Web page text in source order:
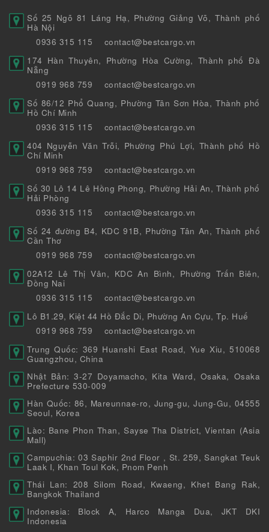
Số 25 Ngõ 81 Láng Hạ, Phường Giảng Võ, Thành phố
Hà Nội
0936 315 115
contact@bestcargo.vn
174 Hàn Thuyên, Phường Hòa Cường, Thành phố Đà
Nẵng
0919 968 759
contact@bestcargo.vn
Số 86/12 Phổ Quang, Phường Tân Sơn Hòa, Thành phố
Hồ Chí Minh
0936 315 115
contact@bestcargo.vn
404 Nguyễn Văn Trỗi, Phường Phú Lợi, Thành phố Hồ
Chí Minh
0919 968 759
contact@bestcargo.vn
Số 30 Lô 14 Lê Hồng Phong, Phường Hải An, Thành phố
Hải Phòng
0936 315 115
contact@bestcargo.vn
Số 24 đường B4, KDC 91B, Phường Tân An, Thành phố
Cần Thơ
0919 968 759
contact@bestcargo.vn
02A12 Lê Thị Vân, KDC An Bình, Phường Trấn Biên,
Đồng Nai
0936 315 115
contact@bestcargo.vn
Lô B1.29, Kiệt 44 Hồ Đắc Di, Phường An Cựu, Tp. Huế
0919 968 759
contact@bestcargo.vn
Trung Quốc: 369 Huanshi East Road, Yue Xiu, 510068
Guangzhou, China
Nhật Bản: 3-27 Doyamacho, Kita Ward, Osaka, Osaka
Prefecture 530-009
Hàn Quốc: 86, Mareunnae-ro, Jung-gu, Jung-Gu, 04555
Seoul, Korea
Lào: Bane Phon Than, Sayse Tha District, Vientan (Asia
Mall)
Campuchia: 03 Saphir 2nd Floor , St. 259, Sangkat Teuk
Laak I, Khan Toul Kok, Pnom Penh
Thái Lan: 208 Silom Road, Kwaeng, Khet Bang Rak,
Bangkok Thailand
Indonesia: Block A, Harco Manga Dua, JKT DKI
Indonesia